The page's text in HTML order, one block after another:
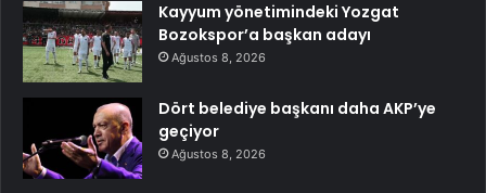
Kayyum yönetimindeki Yozgat
Bozokspor’a başkan adayı
Ağustos 8, 2026
Dört belediye başkanı daha AKP’ye
geçiyor
Ağustos 8, 2026